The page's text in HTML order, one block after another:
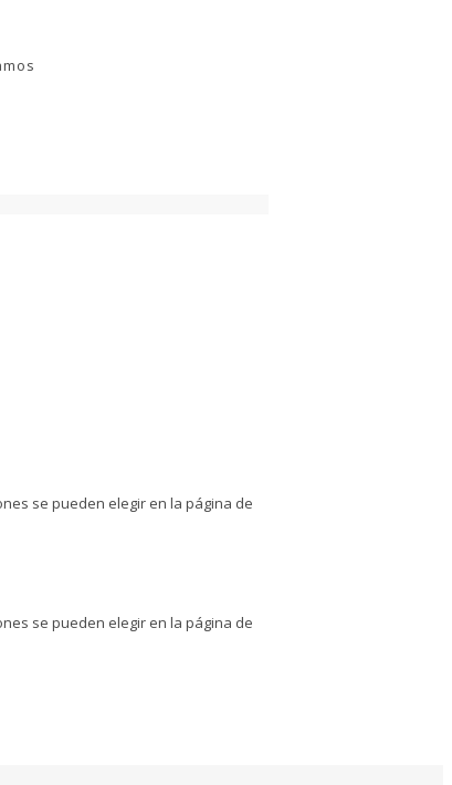
se pueden elegir en la página de
se pueden elegir en la página de